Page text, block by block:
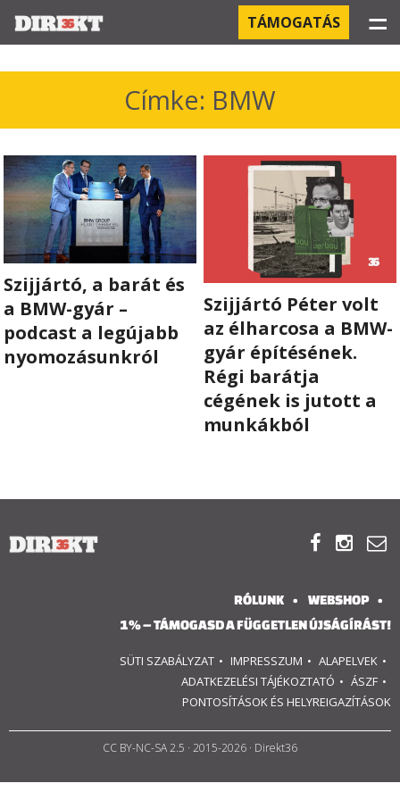
KÓRHÁZI FERTŐZÉSEK
ORBÁN ÉS A GAZDASÁG
KÍNAI NEGYED
OROSZ KAPCSOLATOK
PEGASUS-MEGFIGYELÉSEK
AZ ORBÁN CSALÁD ÜZLETEI

TÁMOGATÁS ☰
Címke: BMW
Szijjártó, a barát és
a BMW-gyár –
podcast a legújabb
nyomozásunkról
Szijjártó Péter volt
az élharcosa a BMW-
gyár építésének.
Régi barátja
cégének is jutott a
munkákból
  
RÓLUNK
WEBSHOP
1% – TÁMOGASD A FÜGGETLEN ÚJSÁGÍRÁST!
SÜTI SZABÁLYZAT IMPRESSZUM
ALAPELVEK
ADATKEZELÉSI TÁJÉKOZTATÓ
ÁSZF
PONTOSÍTÁSOK ÉS HELYREIGAZÍTÁSOK
CC BY-NC-SA 2.5 · 2015-2026 · Direkt36